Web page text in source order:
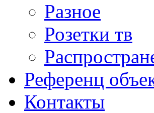
Разное
Розетки тв
Референц
Контакты